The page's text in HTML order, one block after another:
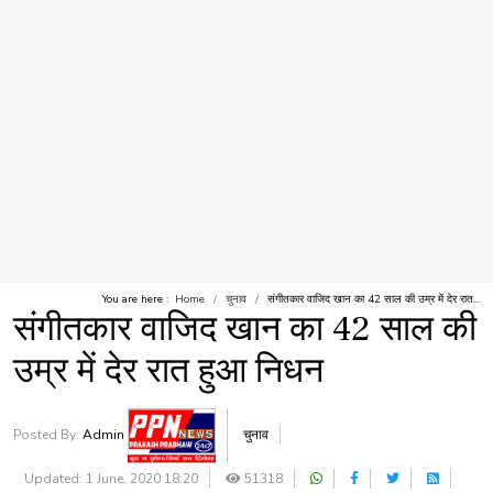
You are here : Home चुनाव संगीतकार वाजिद खान का 42 साल की उम्र में देर रात...
संगीतकार वाजिद खान का 42 साल की
उम्र में देर रात हुआ निधन
Posted By: Admin चुनाव
Updated: 1 June, 2020 18:20 51318